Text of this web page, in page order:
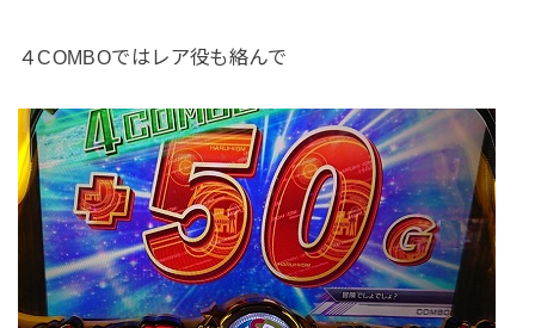
４COMBOではレア役も絡んで